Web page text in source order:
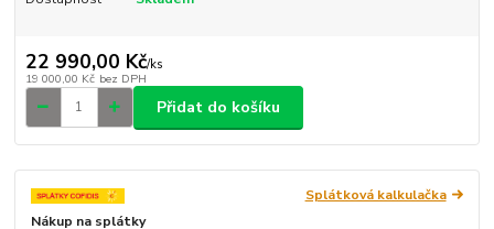
22 990,00 Kč/ks
19 000,00 Kč bez DPH
Přidat do košíku
Splátková kalkulačka
Nákup na splátky